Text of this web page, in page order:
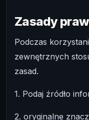
Zasady
Podczas
zewnętrznych
zasad.
1. Podaj źródło
2. oryginalne